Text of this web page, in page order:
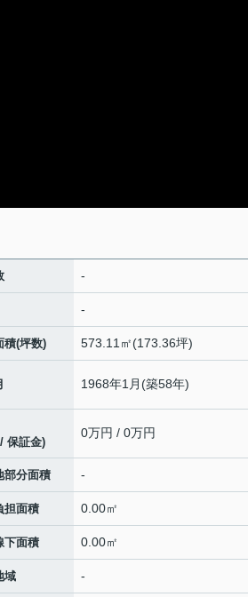
-
-
積(坪数) 573.11㎡(173.36坪)
1968年1月(築58年)
保証金)
0万円 / 0万円
部分面積 -
担面積 0.00㎡
下面積 0.00㎡
域 -